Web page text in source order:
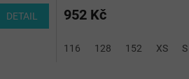
DETAIL 952 Kč
116 128 152 XS S